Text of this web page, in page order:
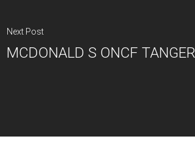
Next Post
MCDONALD S ONCF TANGER